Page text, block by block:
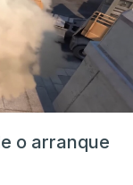
o arranque